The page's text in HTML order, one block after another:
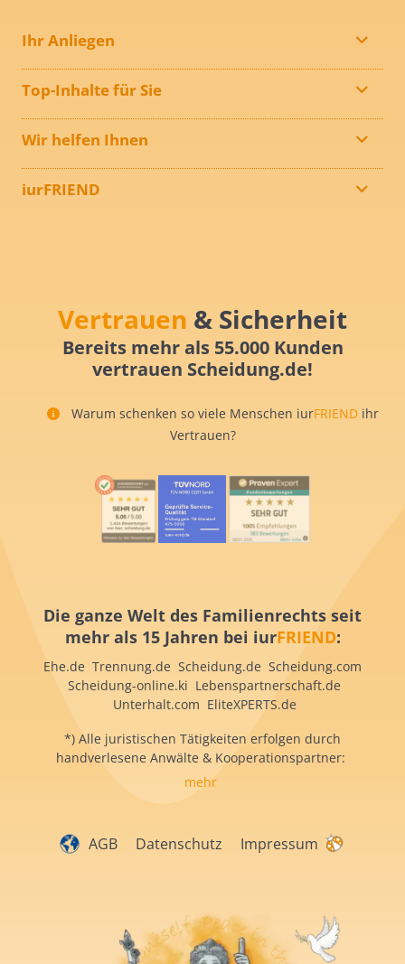
Ihr Anliegen
Top-Inhalte für Sie
Wir helfen Ihnen
iurFRIEND
Vertrauen & Sicherheit
Bereits mehr als 55.000 Kunden
vertrauen Scheidung.de!
Warum schenken so viele Menschen iurFRIEND ihr
Vertrauen?
Die ganze Welt des Familienrechts seit
mehr als 15 Jahren bei iurFRIEND:
Ehe.de Trennung.de Scheidung.de Scheidung.com
Scheidung-online.ki Lebenspartnerschaft.de
Unterhalt.com EliteXPERTS.de
*) Alle juristischen Tätigkeiten erfolgen durch
handverlesene Anwälte & Kooperationspartner:
mehr
AGB Datenschutz Impressum